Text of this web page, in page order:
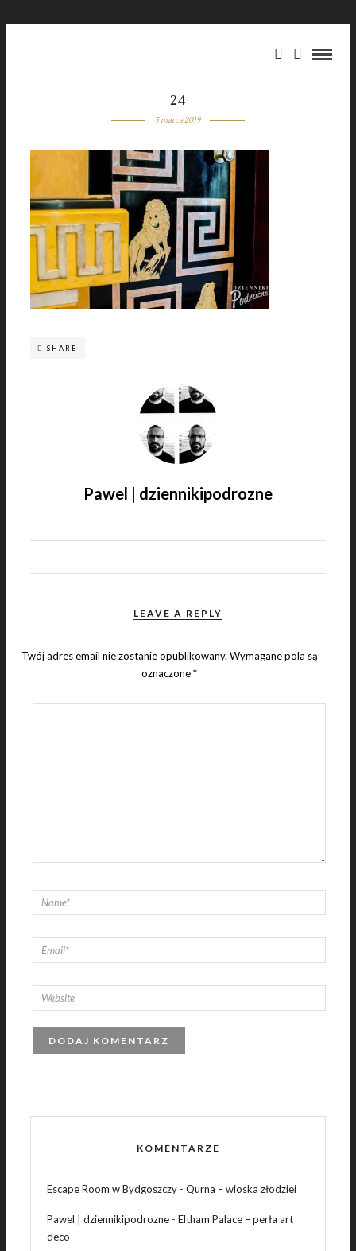
24
5 marca 2019
SHARE
Pawel | dziennikipodrozne
LEAVE A REPLY
Twój adres email nie zostanie opublikowany. Wymagane pola są
oznaczone*
KOMENTARZE
Escape Room w Bydgoszczy - Qurna – wioska złodziei
Pawel | dziennikipodrozne - Eltham Palace – perła art
deco